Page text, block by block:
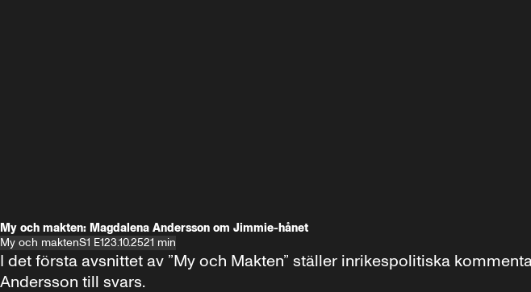
My och makten: Magdalena Andersson om Jimmie-hånet
My och maktenS1 E123.10.2521 min
I det första avsnittet av ”My och Makten” ställer inrikespolitiska
Andersson till svars.